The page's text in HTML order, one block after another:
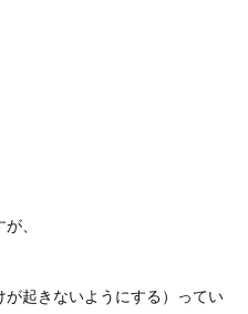
、
起きないようにする）ってい